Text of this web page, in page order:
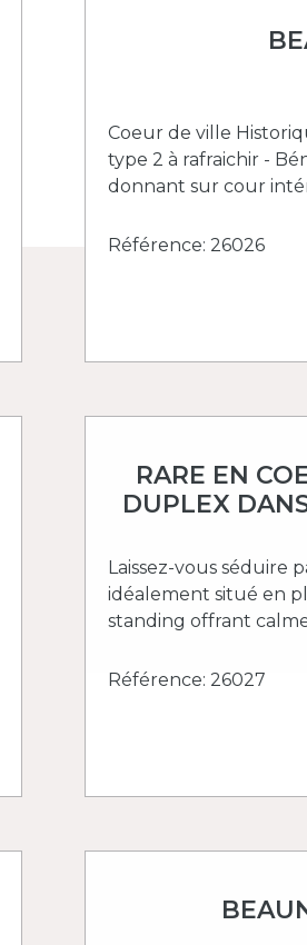
Coeur de ville
type 2 à rafraichir -
donnant sur cour
Référence: 26026
RARE EN
DUPLEX
Laissez-vous séduire
idéalement situé en
standing offrant
Référence: 26027